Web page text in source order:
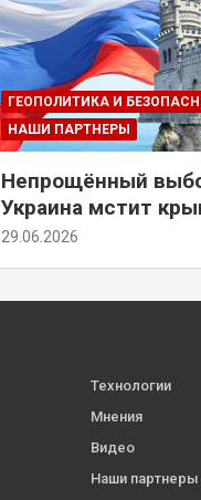
ГЕОПОЛИТИКА И
НАШИ ПАРТНЕРЫ
Непрощённый
Украина мстит
за их
29.06.2026
Технологии
Мнения
Видео
Наши партнеры